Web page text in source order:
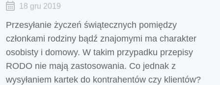
18 gru 2019
Przesyłanie życzeń świątecznych pomiędzy
członkami rodziny bądź znajomymi ma charakter
osobisty i domowy. W takim przypadku przepisy
RODO nie mają zastosowania. Co jednak z
wysyłaniem kartek do kontrahentów czy klientów?